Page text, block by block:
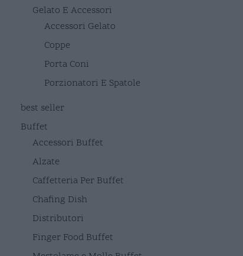
Gelato E Accessori
Accessori Gelato
Coppe
Porta Coni
Porzionatori E Spatole
best seller
Buffet
Accessori Buffet
Alzate
Caffetteria Per Buffet
Chafing Dish
Distributori
Finger Food Buffet